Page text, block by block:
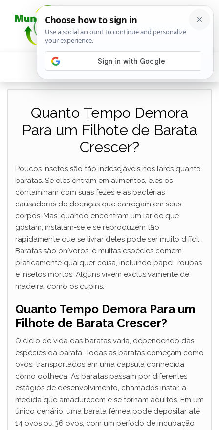
Quanto Tempo Demora
Para um Filhote de Barata
Crescer?
Poucos insetos são tão indesejáveis ​​nos lares quanto
baratas. Se eles entram em alimentos, eles os
contaminam com suas fezes e as bactérias
causadoras de doenças que carregam em seus
corpos. Mas, quando encontram um lar de que
gostam, instalam-se e se reproduzem tão
rapidamente que se livrar deles pode ser muito difícil.
Baratas são onívoros, e muitas espécies comem
praticamente qualquer coisa, incluindo papel, roupas
e insetos mortos. Alguns vivem exclusivamente de
madeira, como os cupins.
Quanto Tempo Demora Para um
Filhote de Barata Crescer?
O ciclo de vida das baratas varia, dependendo das
espécies da barata. Todas as baratas começam como
ovos, transportados em uma cápsula conhecida
como ootheca. As baratas passam por diferentes
estágios de desenvolvimento, chamados instar, à
medida que amadurecem e se tornam adultos. Em um
único cenário, uma barata fêmea pode depositar até
14 ovos ou 36 ovos, com um período de incubação